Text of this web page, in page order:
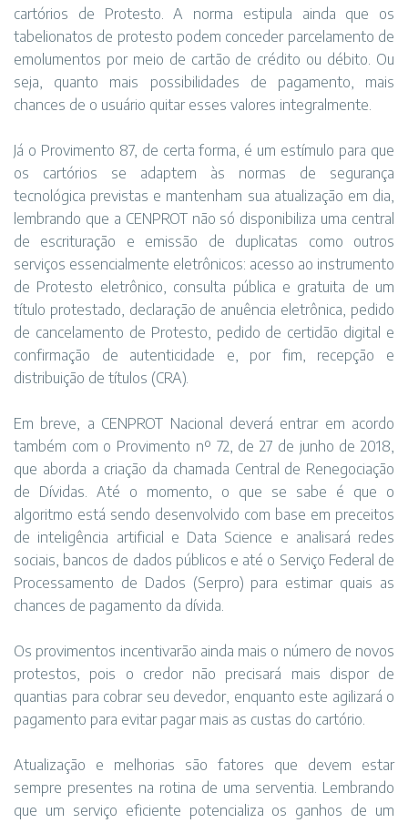
cartórios de Protesto. A norma estipula ainda que os
tabelionatos de protesto podem conceder parcelamento de
emolumentos por meio de cartão de crédito ou débito. Ou
seja, quanto mais possibilidades de pagamento, mais
chances de o usuário quitar esses valores integralmente.
Já o Provimento 87, de certa forma, é um estímulo para que
os cartórios se adaptem às normas de segurança
tecnológica previstas e mantenham sua atualização em dia,
lembrando que a CENPROT não só disponibiliza uma central
de escrituração e emissão de duplicatas como outros
serviços essencialmente eletrônicos: acesso ao instrumento
de Protesto eletrônico, consulta pública e gratuita de um
título protestado, declaração de anuência eletrônica, pedido
de cancelamento de Protesto, pedido de certidão digital e
confirmação de autenticidade e, por fim, recepção e
distribuição de títulos (CRA).
Em breve, a CENPROT Nacional deverá entrar em acordo
também com o Provimento nº 72, de 27 de junho de 2018,
que aborda a criação da chamada Central de Renegociação
de Dívidas. Até o momento, o que se sabe é que o
algoritmo está sendo desenvolvido com base em preceitos
de inteligência artificial e Data Science e analisará redes
sociais, bancos de dados públicos e até o Serviço Federal de
Processamento de Dados (Serpro) para estimar quais as
chances de pagamento da dívida.
Os provimentos incentivarão ainda mais o número de novos
protestos, pois o credor não precisará mais dispor de
quantias para cobrar seu devedor, enquanto este agilizará o
pagamento para evitar pagar mais as custas do cartório.
Atualização e melhorias são fatores que devem estar
sempre presentes na rotina de uma serventia. Lembrando
que um serviço eficiente potencializa os ganhos de um